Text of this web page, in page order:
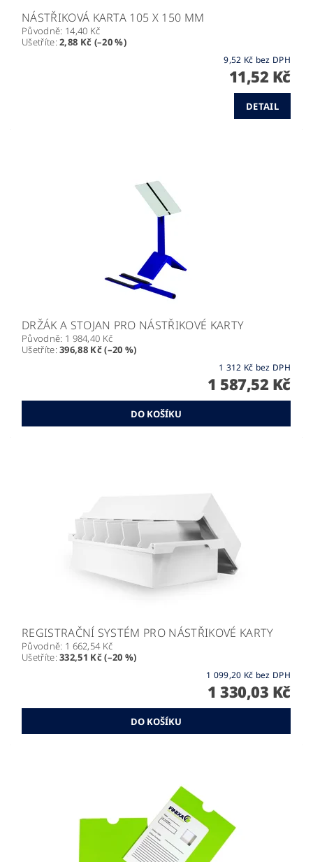
NÁSTŘIKOVÁ KARTA 105 X 150 MM
Původně: 14,40 Kč
Ušetříte:2,88 Kč (–20 %)
9,52 Kč bez DPH
11,52 Kč
DETAIL
DRŽÁK A STOJAN PRO NÁSTŘIKOVÉ KARTY
Původně: 1 984,40 Kč
Ušetříte:396,88 Kč (–20 %)
1 312 Kč bez DPH
1 587,52 Kč
REGISTRAČNÍ SYSTÉM PRO NÁSTŘIKOVÉ KARTY
Původně: 1 662,54 Kč
Ušetříte:332,51 Kč (–20 %)
1 099,20 Kč bez DPH
1 330,03 Kč